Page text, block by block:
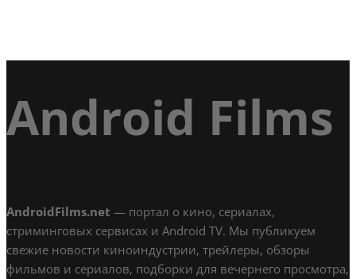
Android Films
AndroidFilms.net — портал о кино, сериалах,
стриминговых сервисах и Android TV. Мы публикуем
свежие новости киноиндустрии, трейлеры, обзоры
фильмов и сериалов, подборки для вечернего просмотра,